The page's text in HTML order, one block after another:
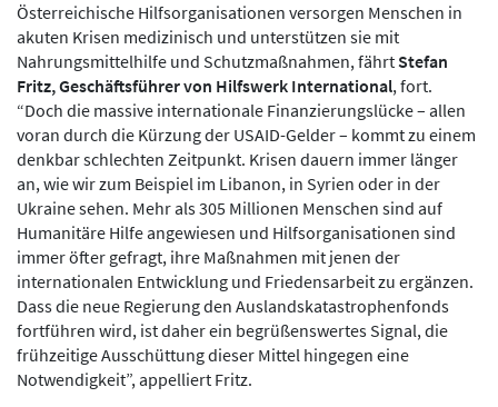
Österreichische Hilfsorganisationen versorgen Menschen in
akuten Krisen medizinisch und unterstützen sie mit
Nahrungsmittelhilfe und Schutzmaßnahmen, fährtStefan
Fritz, Geschäftsführer von Hilfswerk International, fort.
“Doch die massive internationale Finanzierungslücke – allen
voran durch die Kürzung der USAID-Gelder – kommt zu einem
denkbar schlechten Zeitpunkt. Krisen dauern immer länger
an, wie wir zum Beispiel im Libanon, in Syrien oder in der
Ukraine sehen. Mehr als 305 Millionen Menschen sind auf
Humanitäre Hilfe angewiesen und Hilfsorganisationen sind
immer öfter gefragt, ihre Maßnahmen mit jenen der
internationalen Entwicklung und Friedensarbeit zu ergänzen.
Dass die neue Regierung den Auslandskatastrophenfonds
fortführen wird, ist daher ein begrüßenswertes Signal, die
frühzeitige Ausschüttung dieser Mittel hingegen eine
Notwendigkeit”, appelliert Fritz.